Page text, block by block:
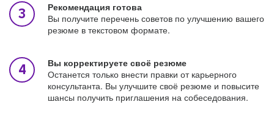
Рекомендация готова
Вы получите перечень советов по улучшению вашего
резюме в текстовом формате.
Вы корректируете своё резюме
Останется только внести правки от карьерного
консультанта. Вы улучшите своё резюме и повысите
шансы получить приглашения на собеседования.